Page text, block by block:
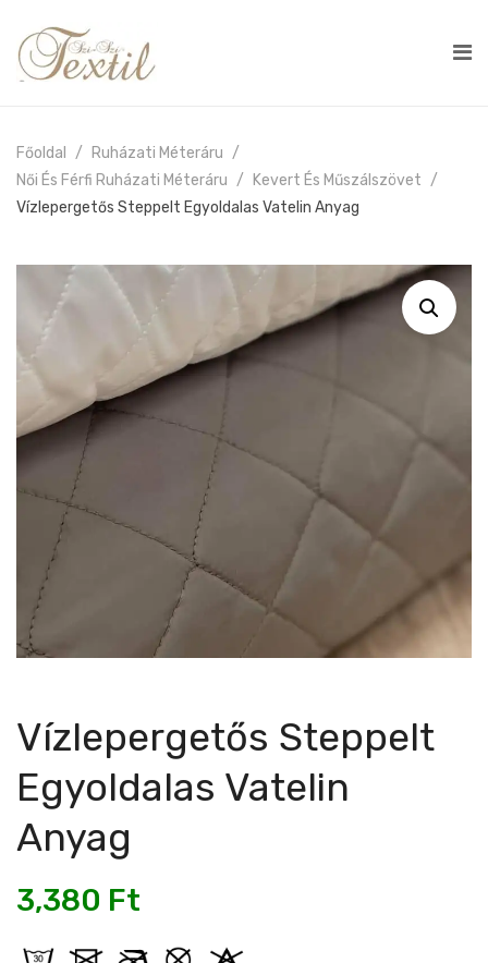
Főoldal
Ruházati Méteráru
Női És Férfi Ruházati Méteráru
Kevert És Műszálszövet
Vízlepergetős Steppelt Egyoldalas Vatelin Anyag
Vízlepergetős Steppelt
Egyoldalas Vatelin
Anyag
3,380 Ft